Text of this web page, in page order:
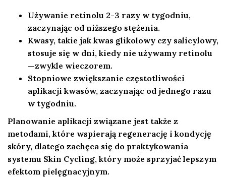
Używanie retinolu 2-3 razy w tygodniu,
zaczynając od niższego stężenia.
Kwasy, takie jak kwas glikolowy czy salicylowy,
stosuje się w dni, kiedy nie używamy retinolu
—zwykle wieczorem.
Stopniowe zwiększanie częstotliwości
aplikacji kwasów, zaczynając od jednego razu
w tygodniu.
Planowanie aplikacji związane jest także z
metodami, które wspierają regenerację i kondycję
skóry, dlatego zachęca się do praktykowania
systemu Skin Cycling, który może sprzyjać lepszym
efektom pielęgnacyjnym.